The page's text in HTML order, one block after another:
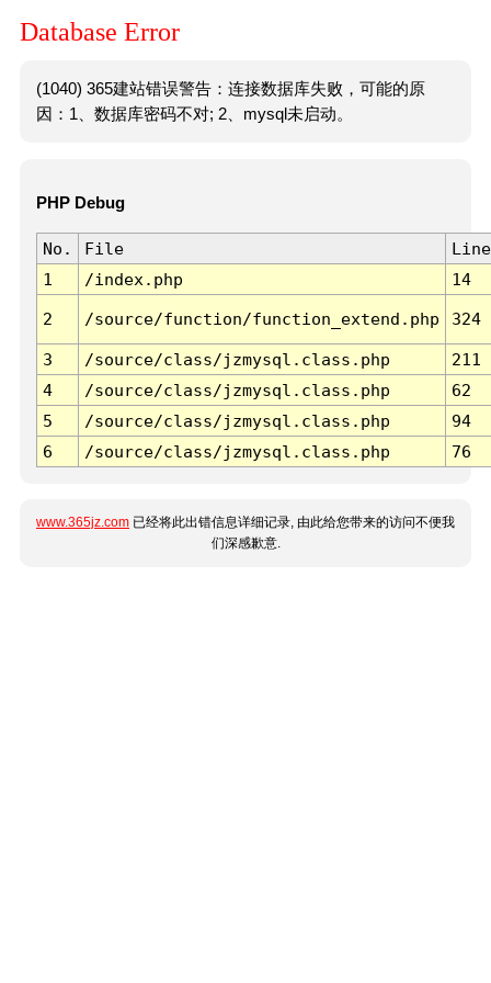
Database Error
(1040) 365建站错误警告：连接数据库失败，可能的原
因：1、数据库密码不对; 2、mysql未启动。
PHP Debug
No. File
Line
1
/index.php 14
2 /source/function/function_extend.php 324
3 /source/class/jzmysql.class.php
211
4
/source/class/jzmysql.class.php
62
5
/source/class/jzmysql.class.php
94
6
/source/class/jzmysql.class.php 76
www.365jz.com 已经将此出错信息详细记录, 由此给您带来的访问不便我
们深感歉意.